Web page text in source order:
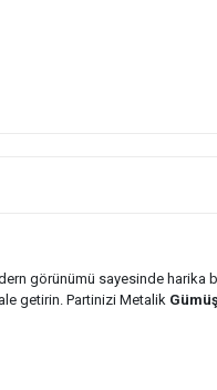
görünümü sayesinde
getirin. Partinizi Metalik